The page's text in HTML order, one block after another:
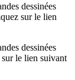
dessinées
sur le lien
dessinées
sur le lien suivant